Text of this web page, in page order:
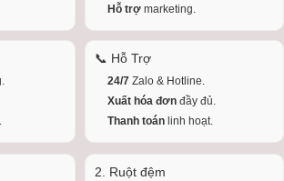
Hỗ trợ marketing.
📞 Hỗ Trợ
24/7 Zalo & Hotline.
Xuất hóa đơn đầy đủ.
Thanh toán linh hoạt.
2. Ruột đệm